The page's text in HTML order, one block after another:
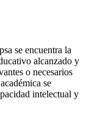
se encuentra la
alcanzado y
o necesarios
se
intelectual y